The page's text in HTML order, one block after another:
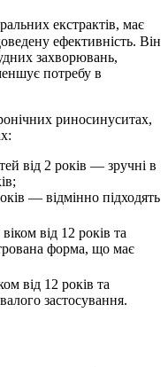
екстрактів, має
ефективність. Він
захворювань,
потребу в
риносинуситах,
від 2 років — зручні в
— відмінно підходять
від 12 років та
форма, що має
від 12 років та
застосування.